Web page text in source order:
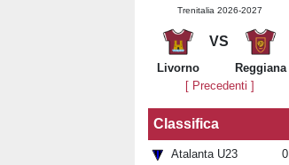
Trenitalia 2026-2027
VS
Livorno
Reggiana
[ Precedenti ]
Classifica
Atalanta U23
0